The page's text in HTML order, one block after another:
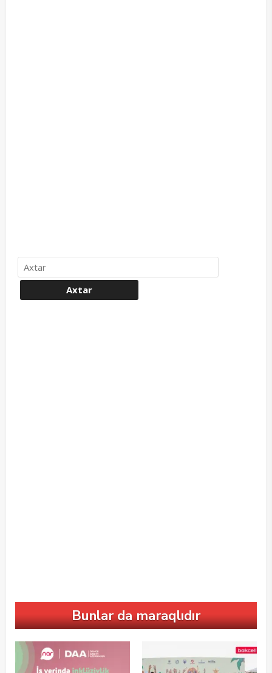
Bunlar da maraqlıdır